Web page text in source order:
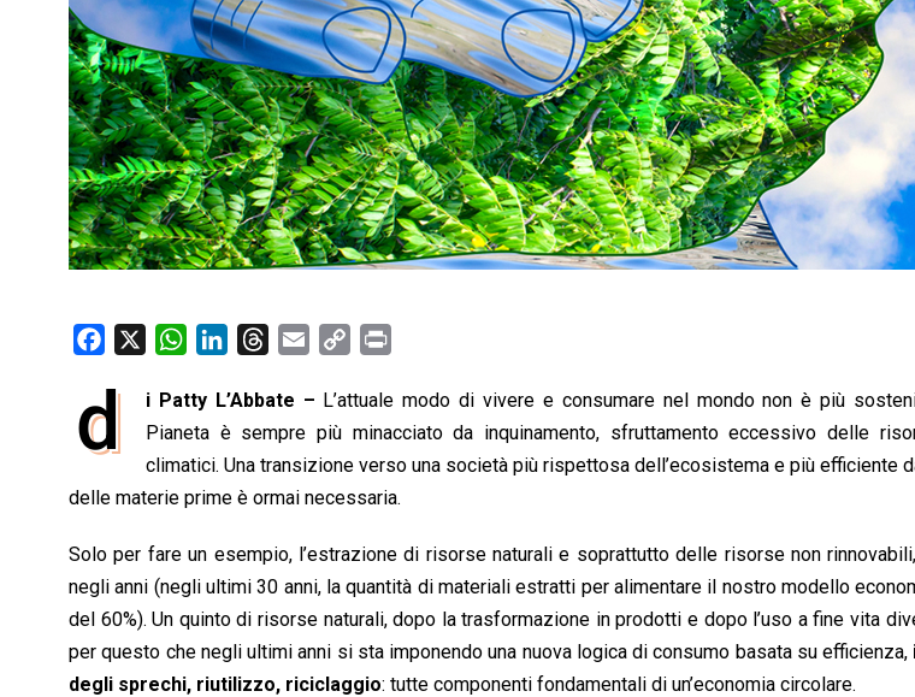
e
o
k
W
a
t
s
A
p
n
k
e
d
n
r
e
a
d
a
l
p
y
L
i
k
i
n
t
d i Patty L’Abbate – L’attuale modo di vivere e consumare nel mondo non è più
Pianeta è sempre più minacciato da inquinamento, sfruttamento eccessivo delle
climatici. Una transizione verso una società più rispettosa dell’ecosistema e più efficiente
delle materie prime è ormai necessaria.
Solo per fare un esempio, l’estrazione di risorse naturali e soprattutto delle risorse non
negli anni (negli ultimi 30 anni, la quantità di materiali estratti per alimentare il nostro modello
del 60%). Un quinto di risorse naturali, dopo la trasformazione in prodotti e dopo l’uso a fine vita
per questo che negli ultimi anni si sta imponendo una nuova logica di consumo basata su efficienza,
degli sprechi, riutilizzo, riciclaggio: tutte componenti fondamentali di un’economia circolare.